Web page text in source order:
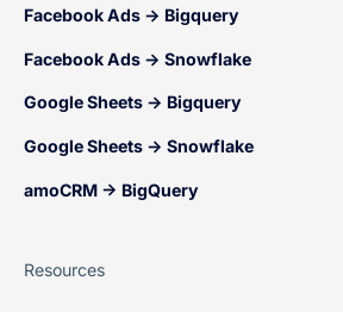
Facebook Ads → Bigquery
Facebook Ads → Snowflake
Google Sheets → Bigquery
Google Sheets → Snowflake
amoCRM → BigQuery
Resources